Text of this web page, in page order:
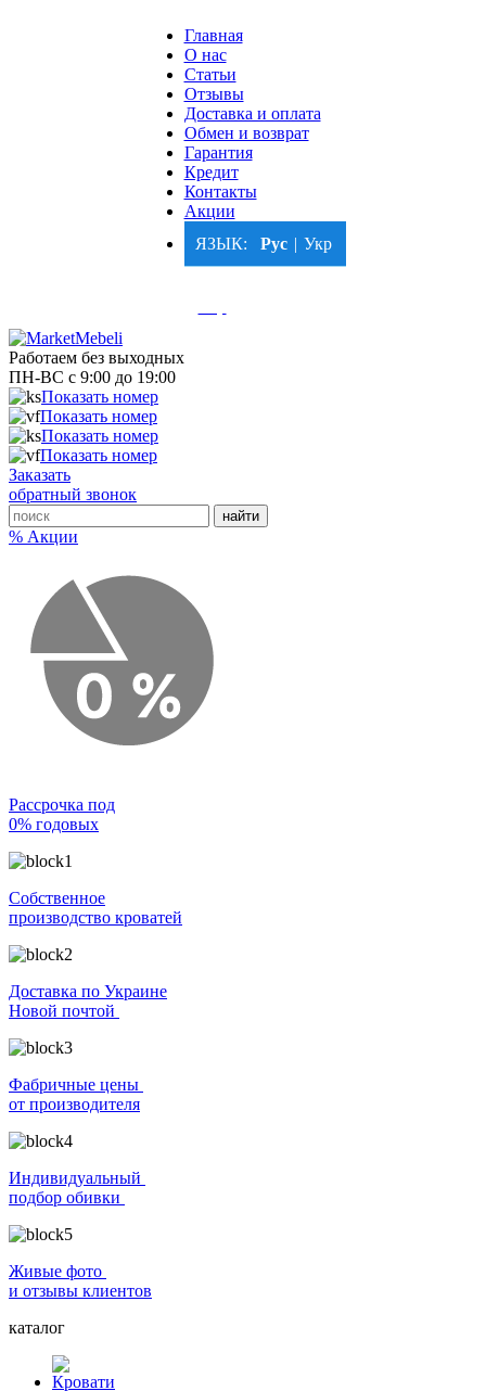
Главная
О нас
Статьи
Отзывы
Доставка и оплата
Обмен и возврат
Гарантия
Кредит
Контакты
Акции
ЯЗЫК:
Рус | Укр
Работаем без выходных
ПН-ВС с 9:00 до 19:00
067 Показать номер
050 Показать номер
067 Показать номер
050 Показать номер
Заказать
обратный звонок
% Акции
Рассрочка под
0% годовых
Собственное
производство кроватей
Доставка по Украине
Новой почтой
Фабричные цены
от производителя
Индивидуальный
подбор обивки
Живые фото
и отзывы клиентов
каталог